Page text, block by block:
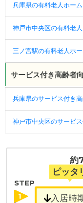
兵庫県の有料老人ホー
神戸市中央区の有料老
三ノ宮駅の有料老人ホー
サービス付き高齢者
兵庫県のサービス付き
神戸市中央区のサービ
約
ピッタ
STEP
1